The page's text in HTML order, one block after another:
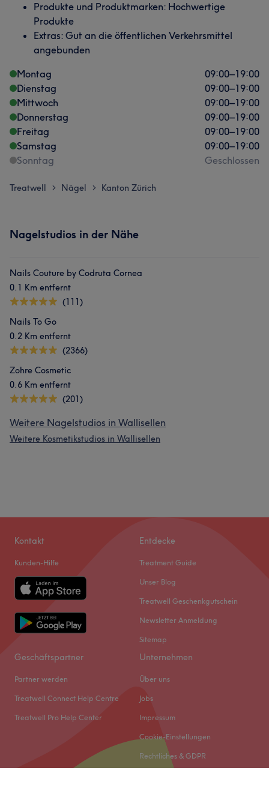
Produkte und Produktmarken: Hochwertige
Produkte
Extras: Gut an die öffentlichen Verkehrsmittel
angebunden
Montag
09:00–19:00
Dienstag
09:00–19:00
Mittwoch
09:00–19:00
Donnerstag
09:00–19:00
Freitag
09:00–19:00
Samstag
09:00–19:00
Sonntag
Geschlossen
Treatwell > Nägel > Kanton Zürich
Nagelstudios in der Nähe
Nails Couture by Codruta Cornea
0.1 Km entfernt
(111)
Nails To Go
0.2 Km entfernt
(2366)
Zohre Cosmetic
0.6 Km entfernt
(201)
Weitere Nagelstudios in Wallisellen
Weitere Kosmetikstudios in Wallisellen
Kontakt
Kunden-Hilfe
Entdecke
Treatment Guide
Unser Blog
Treatwell Geschenkgutschein
Newsletter Anmeldung
Sitemap
Geschäftspartner
Partner werden
Treatwell Connect Help Centre
Treatwell Pro Help Center
Unternehmen
Über uns
Jobs
Impressum
Cookie-Einstellungen
Rechtliches & GDPR